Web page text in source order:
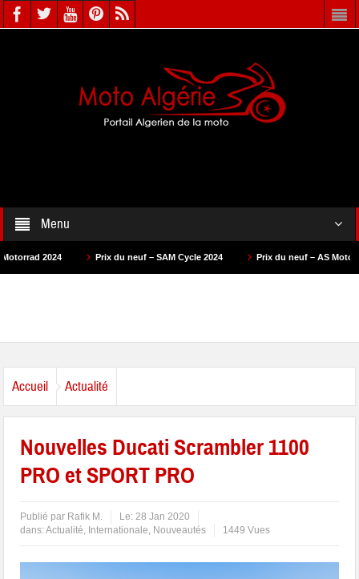
Menu
Prix du neuf – SAM Cycle 2024 Prix du neuf – AS Motors 2024 Prix
Accueil Actualité
Nouvelles Ducati Scrambler 1100
PRO et SPORT PRO
Publié par Rafik M. Le:28 Jan 2020
dans:Actualité, Internationale, Nouveautés 1449 Vues